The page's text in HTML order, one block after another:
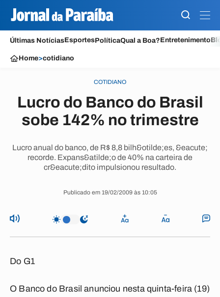
Últimas NotíciasEsportesPolíticaQual a Boa?Entretenimento
Home>cotidiano
COTIDIANO
Lucro do Banco do Brasil
sobe 142% no trimestre
Lucro anual do banco, de R$ 8,8 bilh&otilde;es, &eacute;
recorde. Expans&atilde;o de 40% na carteira de
cr&eacute;dito impulsionou resultado.
Publicado em 19/02/2009 às 10:05
Do G1
O Banco do Brasil anunciou nesta quinta-feira (19)